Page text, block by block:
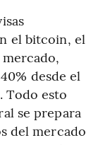
el bitcoin, el
desde el
Todo esto
se prepara
del mercado